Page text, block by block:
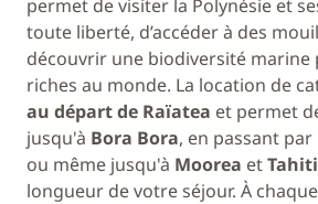
permet de visiter la Polynésie et
toute liberté, d’accéder à des
découvrir une biodiversité marine
riches au monde. La location de
au départ de Raïatea et permet
jusqu'à Bora Bora, en passant par
ou même jusqu'à Moorea etTahiti
longueur de votre séjour. À